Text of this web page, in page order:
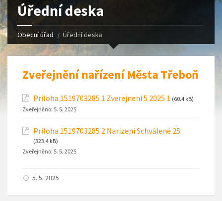
Úřední deska
Obecní úřad Úřední deska
Zveřejnění nařízení Města Třeboň
Priloha 1519703285 1 Zverejneni 5 2025 1 (60.4 kB)
Zveřejněno: 5. 5. 2025
Priloha 1519703285 2 Narizeni Schválené 25
(323.4 kB)
Zveřejněno: 5. 5. 2025
5. 5. 2025